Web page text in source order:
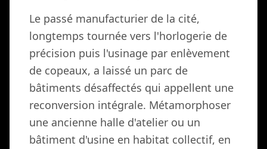
Le passé manufacturier de la cité,
longtemps tournée vers l'horlogerie de
précision puis l'usinage par enlèvement
de copeaux, a laissé un parc de
bâtiments désaffectés qui appellent une
reconversion intégrale. Métamorphoser
une ancienne halle d'atelier ou un
bâtiment d'usine en habitat collectif, en